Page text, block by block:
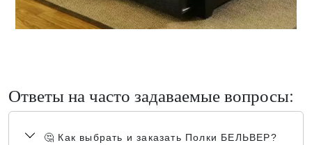
Ответы на часто задаваемые вопросы:
🤔 Как выбрать и заказать Полки БЕЛЬВЕР?